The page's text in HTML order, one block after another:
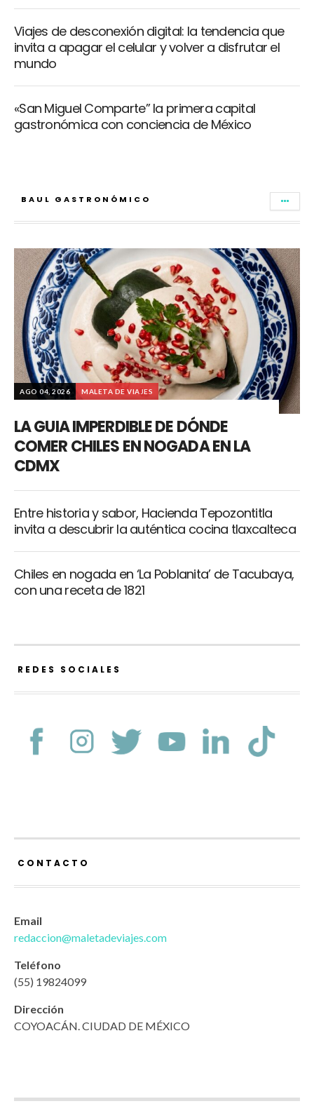
Viajes de desconexión digital: la tendencia que
invita a apagar el celular y volver a disfrutar el
mundo
«San Miguel Comparte” la primera capital
gastronómica con conciencia de México
BAUL GASTRONÓMICO
AGO 04, 2026 MALETA DE VIAJES
LA GUIA IMPERDIBLE DE DÓNDE
COMER CHILES EN NOGADA EN LA
CDMX
Entre historia y sabor, Hacienda Tepozontitla
invita a descubrir la auténtica cocina tlaxcalteca
Chiles en nogada en ‘La Poblanita’ de Tacubaya,
con una receta de 1821
REDES SOCIALES
CONTACTO
Email
redaccion@maletadeviajes.com
Teléfono
(55) 19824099
Dirección
COYOACÁN. CIUDAD DE MÉXICO